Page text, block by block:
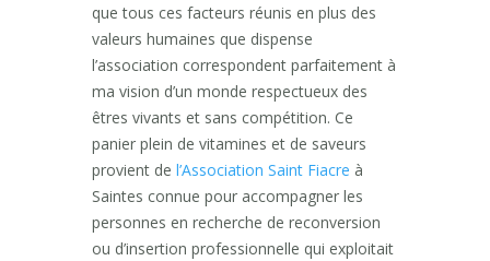
que tous ces facteurs réunis en plus des
valeurs humaines que dispense
l’association correspondent parfaitement à
ma vision d’un monde respectueux des
êtres vivants et sans compétition. Ce
panier plein de vitamines et de saveurs
provient de l’Association Saint Fiacre à
Saintes connue pour accompagner les
personnes en recherche de reconversion
ou d’insertion professionnelle qui exploitait